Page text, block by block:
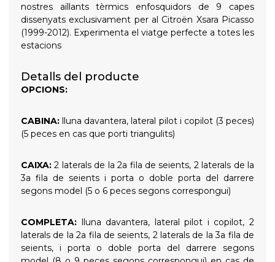
nostres aïllants tèrmics enfosquidors de 9 capes
dissenyats exclusivament per al Citroën Xsara Picasso
(1999-2012). Experimenta el viatge perfecte a totes les
estacions
Detalls del producte
OPCIONS:
CABINA: lluna davantera, lateral pilot i copilot (3 peces)
(5 peces en cas que porti triangulits)
CAIXA:2 laterals de la 2a fila de seients, 2 laterals de la
3a fila de seients i porta o doble porta del darrere
segons model (5 o 6 peces segons correspongui)
COMPLETA: lluna davantera, lateral pilot i copilot, 2
laterals de la 2a fila de seients, 2 laterals de la 3a fila de
seients, i porta o doble porta del darrere segons